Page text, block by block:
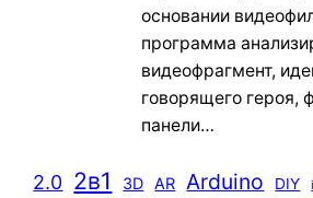
основании
программа
видеофрагмент,
говорящего героя,
панели…
2.0 2в1 3D AR Arduino DIY